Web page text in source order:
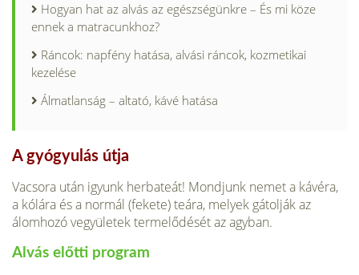
Hogyan hat az alvás az egészségünkre – És mi köze
ennek a matracunkhoz?
Ráncok: napfény hatása, alvási ráncok, kozmetikai
kezelése
Álmatlanság – altató, kávé hatása
A gyógyulás útja
Vacsora után igyunk herbateát! Mondjunk nemet a kávéra,
a kólára és a normál (fekete) teára, melyek gátolják az
álomhozó vegyületek termelődését az agyban.
Alvás előtti program